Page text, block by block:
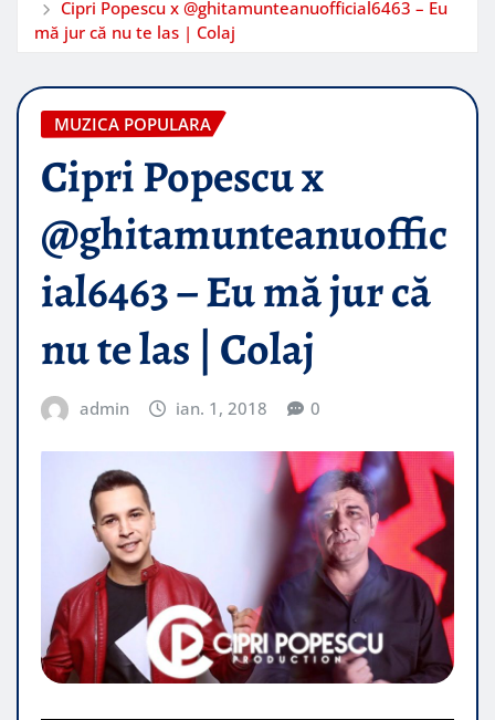
Cipri Popescu x @ghitamunteanuofficial6463 – Eu
mă jur că nu te las | Colaj
MUZICA POPULARA
Cipri Popescu x
@ghitamunteanuoffic
ial6463 – Eu mă jur că
nu te las | Colaj
admin ian. 1, 2018 0